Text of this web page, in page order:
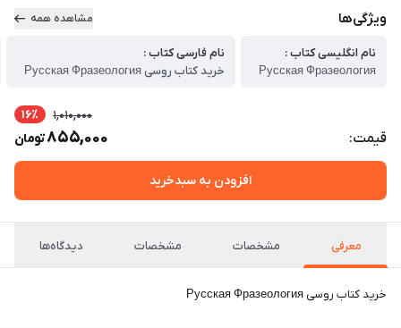
ویژگی‌ها مشاهده همه
نام انگلیسی کتاب :
Русская Фразеология
نام فارسی کتاب :
خرید کتاب روسی Русская Фразеология
قیمت:
1,010,000 16٪
855,000تومان
افزودن به سبدخرید
معرفی مشخصات مشخصات دیدگاه‌ها
خرید کتاب روسی Русская Фразеология